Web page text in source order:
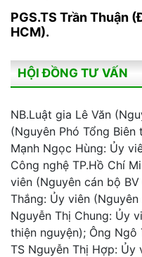
PGS.TS Trần Thuận
HCM).
HỘI ĐỒNG TƯ VẤN
NB.Luật gia Lê Văn
(Nguyên Phó Tổng Biên
Mạnh Ngọc Hùng: Ủy
Công nghệ TP.Hồ Chí
viên (Nguyên cán bộ
Thắng: Ủy viên
Nguyễn Thị Chung: Ủy
thiện nguyện); Ông Ngô
TS Nguyễn Thị Hợp: Ủy